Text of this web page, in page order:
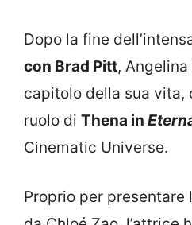
Dopo la fine
con Brad Pitt,
capitolo della sua vita,
ruolo di Thena in
Cinematic Universe.
Proprio per